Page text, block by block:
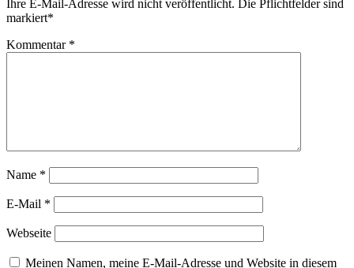
Ihre E-Mail-Adresse wird nicht veröffentlicht. Die Pflichtfelder sind
markiert*
Kommentar *
Name *
E-Mail *
Webseite
Meinen Namen, meine E-Mail-Adresse und Website in diesem